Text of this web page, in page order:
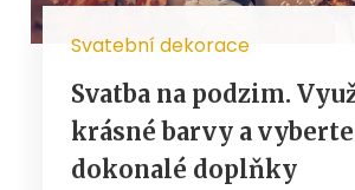
Svatební dekorace
Svatba na podzim.
krásné barvy a
dokonalé doplňky